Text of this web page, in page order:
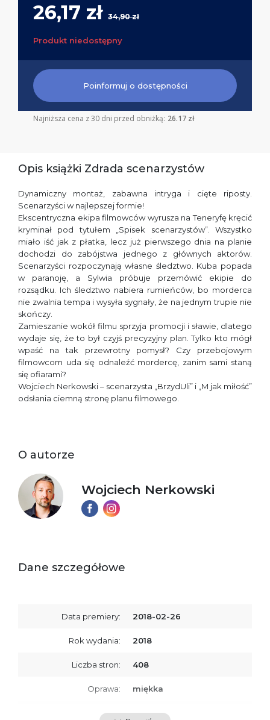
26,17 zł 34,90 zł
Produkt niedostępny
Poinformuj o dostępności
Najniższa cena z 30 dni przed obniżką: 26.17 zł
Opis książki Zdrada scenarzystów
Dynamiczny montaż, zabawna intryga i cięte riposty.
Scenarzyści w najlepszej formie!
Ekscentryczna ekipa filmowców wyrusza na Teneryfę kręcić
kryminał pod tytułem „Spisek scenarzystów”. Wszystko
miało iść jak z płatka, lecz już pierwszego dnia na planie
dochodzi do zabójstwa jednego z głównych aktorów.
Scenarzyści rozpoczynają własne śledztwo. Kuba popada
w paranoję, a Sylwia próbuje przemówić ekipie do
rozsądku. Ich śledztwo nabiera rumieńców, bo morderca
nie zwalnia tempa i wysyła sygnały, że na jednym trupie nie
skończy.
Zamieszanie wokół filmu sprzyja promocji i sławie, dlatego
wydaje się, że to był czyjś precyzyjny plan. Tylko kto mógł
wpaść na tak przewrotny pomysł? Czy przebojowym
filmowcom uda się odnaleźć mordercę, zanim sami staną
się ofiarami?
Wojciech Nerkowski – scenarzysta „BrzydUli” i „M jak miłość”
odsłania ciemną stronę planu filmowego.
O autorze
Wojciech Nerkowski
Dane szczegółowe
Data premiery: 2018-02-26
Rok wydania: 2018
Liczba stron: 408
Oprawa: miękka
ISBN 9788379768431